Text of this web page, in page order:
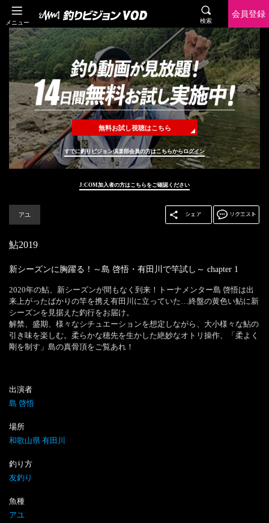
メニュー 検索
会員登録
無料お試し視聴はこちら
すでに釣りビジョン倶楽部会員の方はこちらからログイン
J:COM加入者の方はこちらをご確認ください
アユ
鮎2019
新シーズンに胸躍る！～島 啓悟・有田川で竿試し～ chapter 1
2020年の鮎、新シーズンが間もなく到来！トーナメンター島 啓悟は出
来上がったばかりの竿を携え有田川に立っていた…終盤の黄色い鮎に新
シーズンを見据えた釣行をお届け。
解禁、盛期、様々なシチュエーションを想定しながら、大小様々な鮎の
引き味を楽しむ。柔らかな穂先を生かした絶妙なオトリ操作、「柔よく
剛を制す」島の真骨頂をご覧あれ！
出演者
島 啓悟
場所
和歌山県 有田川
釣り方
友釣り
魚種
アユ